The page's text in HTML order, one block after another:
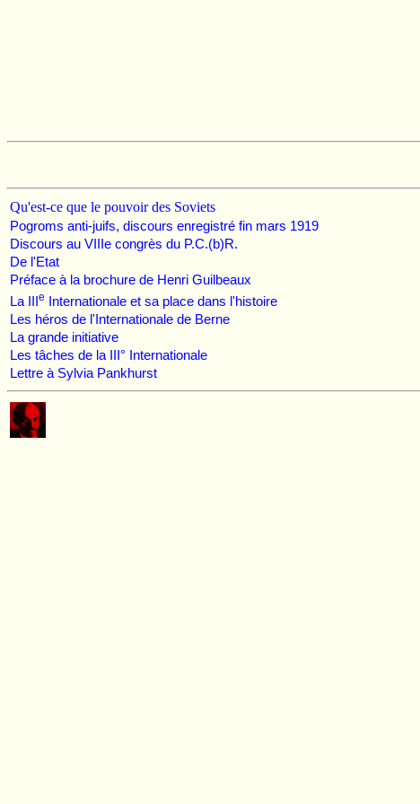
Qu'est-ce que le pouvoir des Soviets
Pogroms anti-juifs, discours enregistré fin mars 1919
Discours au VIIIe congrès du P.C.(b)R.
De l'Etat
Préface à la brochure de Henri Guilbeaux
La III e
Internationale et sa place dans l'histoire
Les héros de l'Internationale de Berne
La grande initiative
Les tâches de la III° Internationale
Lettre à Sylvia Pankhurst